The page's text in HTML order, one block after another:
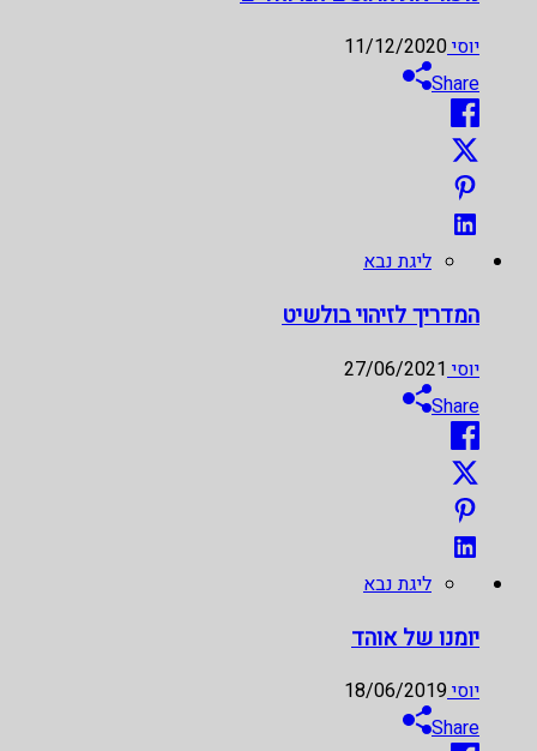
יוסי11/12/2020
Share
ליגת נבא
המדריך לזיהוי בולשיט
יוסי 27/06/2021
Share
ליגת נבא
יומנו של אוהד
יוסי18/06/2019
Share